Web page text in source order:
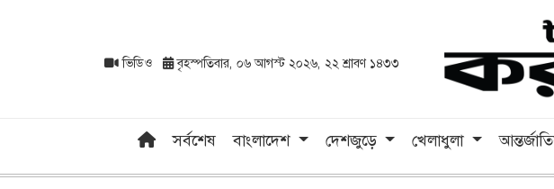
ভিডিও বৃহস্পতিবার, ০৬ আগস্ট ২০২৬, ২২ শ্রাবণ ১৪৩৩
সর্বশেষ বাংলাদেশ দেশজুড়ে খেলাধুলা